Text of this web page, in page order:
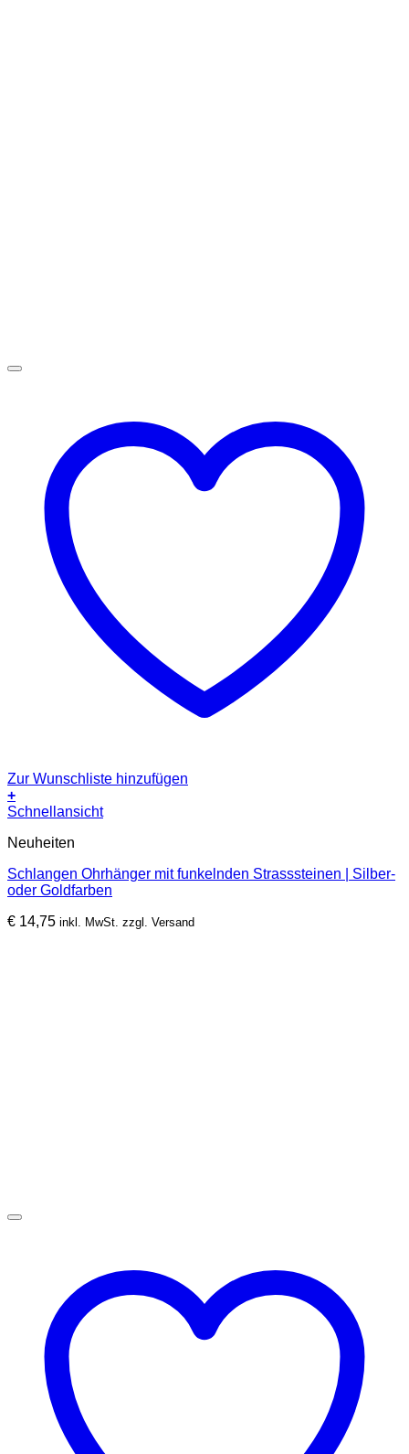
Zur Wunschliste hinzufügen
+
Dieses
weist
Varianten
auf.
Optionen
Schnellansicht
Neuheiten
Schlangen Ohrhänger mit funkelnden Strasssteinen | Silber-
oder Goldfarben
€ 14,75 inkl. MwSt. zzgl. Versand